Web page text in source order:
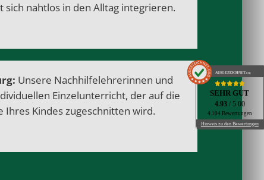
sich nahtlos in den Alltag integrieren.
Unsere Nachhilfelehrerinnen und
Einzelunterricht, der auf die
Ihres Kindes zugeschnitten wird.
AUSGEZEICHNET.org
SEHR GUT
4.93 / 5.00
4.104 Bewertungen
Hinweis zu den Bewertungen